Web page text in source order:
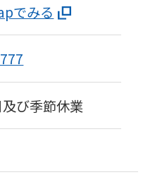
でみる
び季節休業